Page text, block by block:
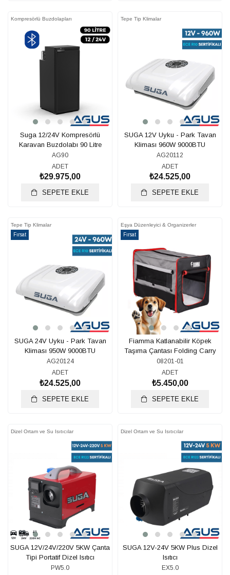
Kompresörlü Buzdolapları
Suga 12/24V Kompresörlü
Karavan Buzdolabı 90 Litre
AG90
ADET
₺29.975,00
SEPETE EKLE
Tepe Tip Klimalar
SUGA 12V Uyku - Park Tavan
Kliması 960W 9000BTU
AG20112
ADET
₺24.525,00
SEPETE EKLE
Tepe Tip Klimalar
Fırsat
SUGA 24V Uyku - Park Tavan
Kliması 950W 9000BTU
AG20124
ADET
₺24.525,00
SEPETE EKLE
Eşya Düzenleyici & Organizerler
Fırsat
Fiamma Katlanabilir Köpek
Taşıma Çantası Folding Carry
Dog House
08201-01
ADET
₺5.450,00
SEPETE EKLE
Dizel Ortam ve Su Isıtıcılar
SUGA 12V/24V/220V 5KW Çanta
Tipi Portatif Dizel Isıtıcı
PW5.0
Dizel Ortam ve Su Isıtıcılar
SUGA 12V-24V 5KW Plus Dizel
Isıtıcı
EX5.0